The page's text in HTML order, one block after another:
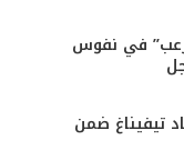
في نفوس
تيفيناغ ضمن